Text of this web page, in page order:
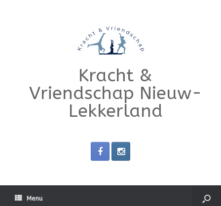
Kracht &
Vriendschap Nieuw-
Lekkerland
Menu